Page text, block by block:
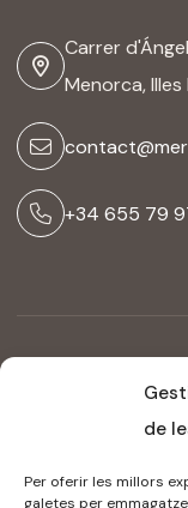
de
Per oferir les millors
galetes per
Carrer
Menorca, Illes
+34 655 79